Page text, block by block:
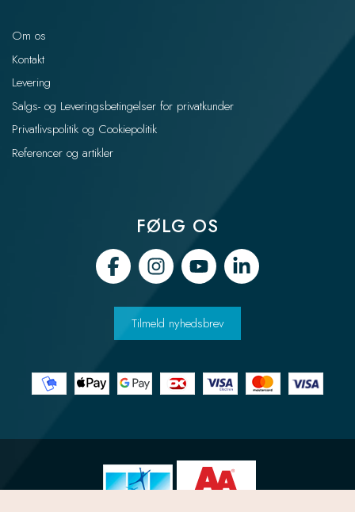
Om os
Kontakt
Levering
Salgs- og Leveringsbetingelser for privatkunder
Privatlivspolitik og Cookiepolitik
Referencer og artikler
FØLG OS
Tilmeld nyhedsbrev